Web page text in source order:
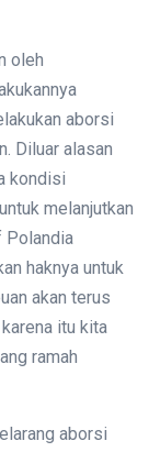
oleh
aborsi
Diluar alasan
kondisi
melanjutkan
Polandia
haknya untuk
akan terus
itu kita
ramah
aborsi